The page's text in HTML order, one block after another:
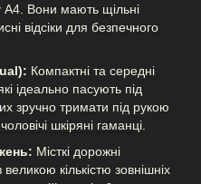
Вони мають щільні
відсіки для безпечного
Компактні та середні
ідеально пасують під
зручно тримати під рукою
чоловічі шкіряні гаманці.
Місткі дорожні
кількістю зовнішніх